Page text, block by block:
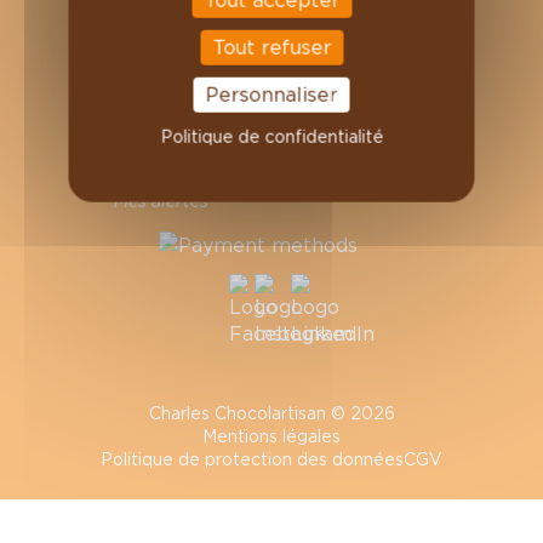
Informations personnelles
Commandes
Adresses
Mes alertes
Charles Chocolartisan © 2026
Mentions légales
Politique de protection des donnéesCGV
Tout refuser
Personnaliser
Politique de confidentialité